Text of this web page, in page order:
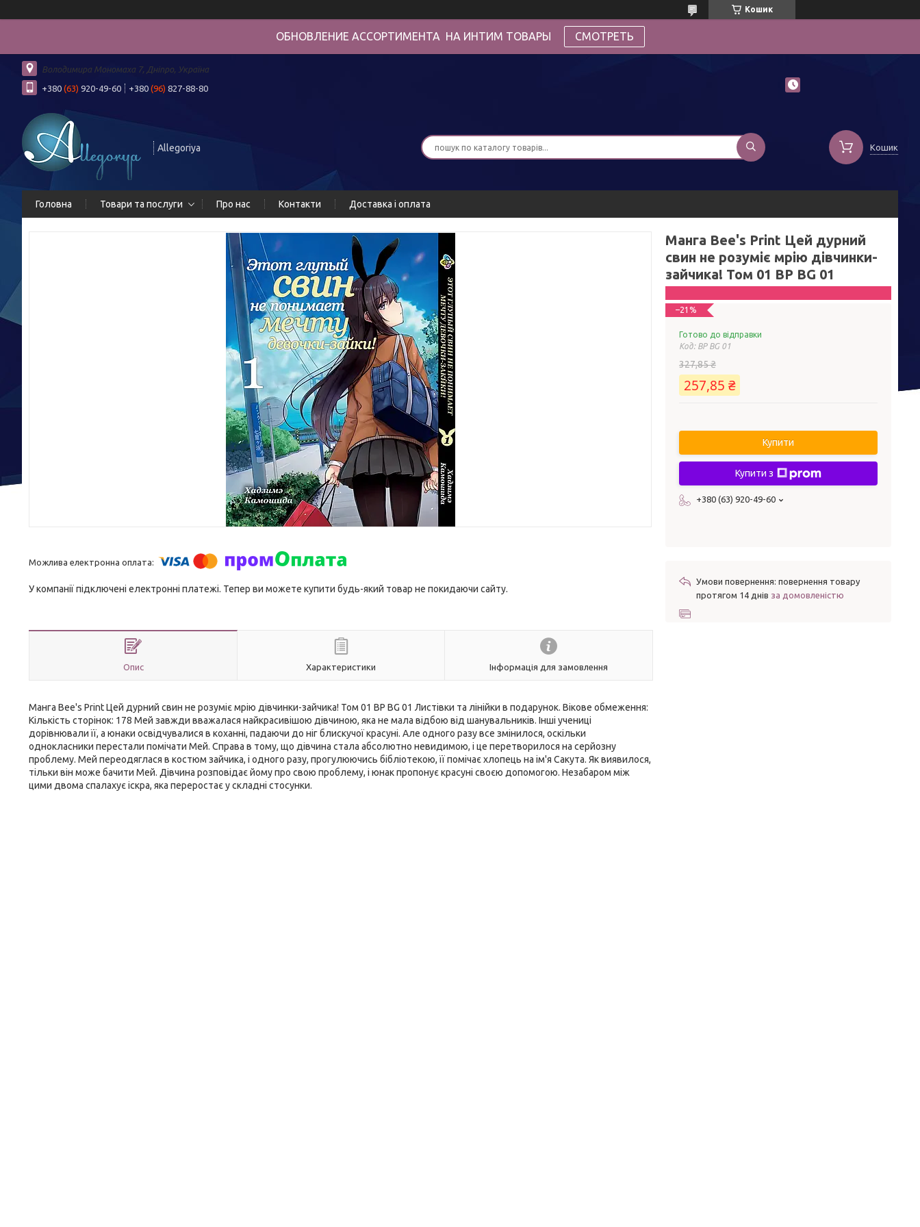
Кошик
ОБНОВЛЕНИЕ АССОРТИМЕНТА НА ИНТИМ ТОВАРЫ СМОТРЕТЬ
Володимира Мономаха 7, Дніпро, Україна
+380 (63) 920-49-60 +380 (96) 827-88-80
Allegoriya Кошик
Головна Товари та послуги Про нас Контакти Доставка і оплата
У компанії підключені електронні платежі. Тепер ви можете купити будь-який товар не покидаючи сайту.
Опис Характеристики Інформація для замовлення
Манга Bee's Print Цей дурний свин не розуміє мрію дівчинки-зайчика! Том 01 ВР BG 01 Листівки та лінійки в подарунок. Вікове обмеження:
Кількість сторінок: 178 Мей завжди вважалася найкрасивішою дівчиною, яка не мала відбою від шанувальників. Інші учениці
дорівнювали її, а юнаки освідчувалися в коханні, падаючи до ніг блискучої красуні. Але одного разу все змінилося, оскільки
однокласники перестали помічати Мей. Справа в тому, що дівчина стала абсолютно невидимою, і це перетворилося на серйозну
проблему. Мей переодяглася в костюм зайчика, і одного разу, прогулюючись бібліотекою, її помічає хлопець на ім'я Сакута. Як виявилося,
тільки він може бачити Мей. Дівчина розповідає йому про свою проблему, і юнак пропонує красуні своєю допомогою. Незабаром між
цими двома спалахує іскра, яка переростає у складні стосунки.
Манга Bee's Print Цей дурний
свин не розуміє мрію дівчинки-
зайчика! Том 01 ВР BG 01
–21%
Готово до відправки
Код: BP BG 01
327,85 ₴
257,85 ₴
Купити
Купити з
+380 (63) 920-49-60
повернення товару
протягом 14 днів за домовленістю